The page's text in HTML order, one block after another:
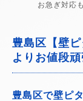
お急ぎ対応
豊島区【壁
よりお値段
豊島区で壁ピ